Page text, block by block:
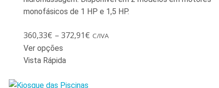
monofásicos de 1 HP e 1,5 HP.
360,33€ – 372,91€ C/IVA
Ver opções
Vista Rápida